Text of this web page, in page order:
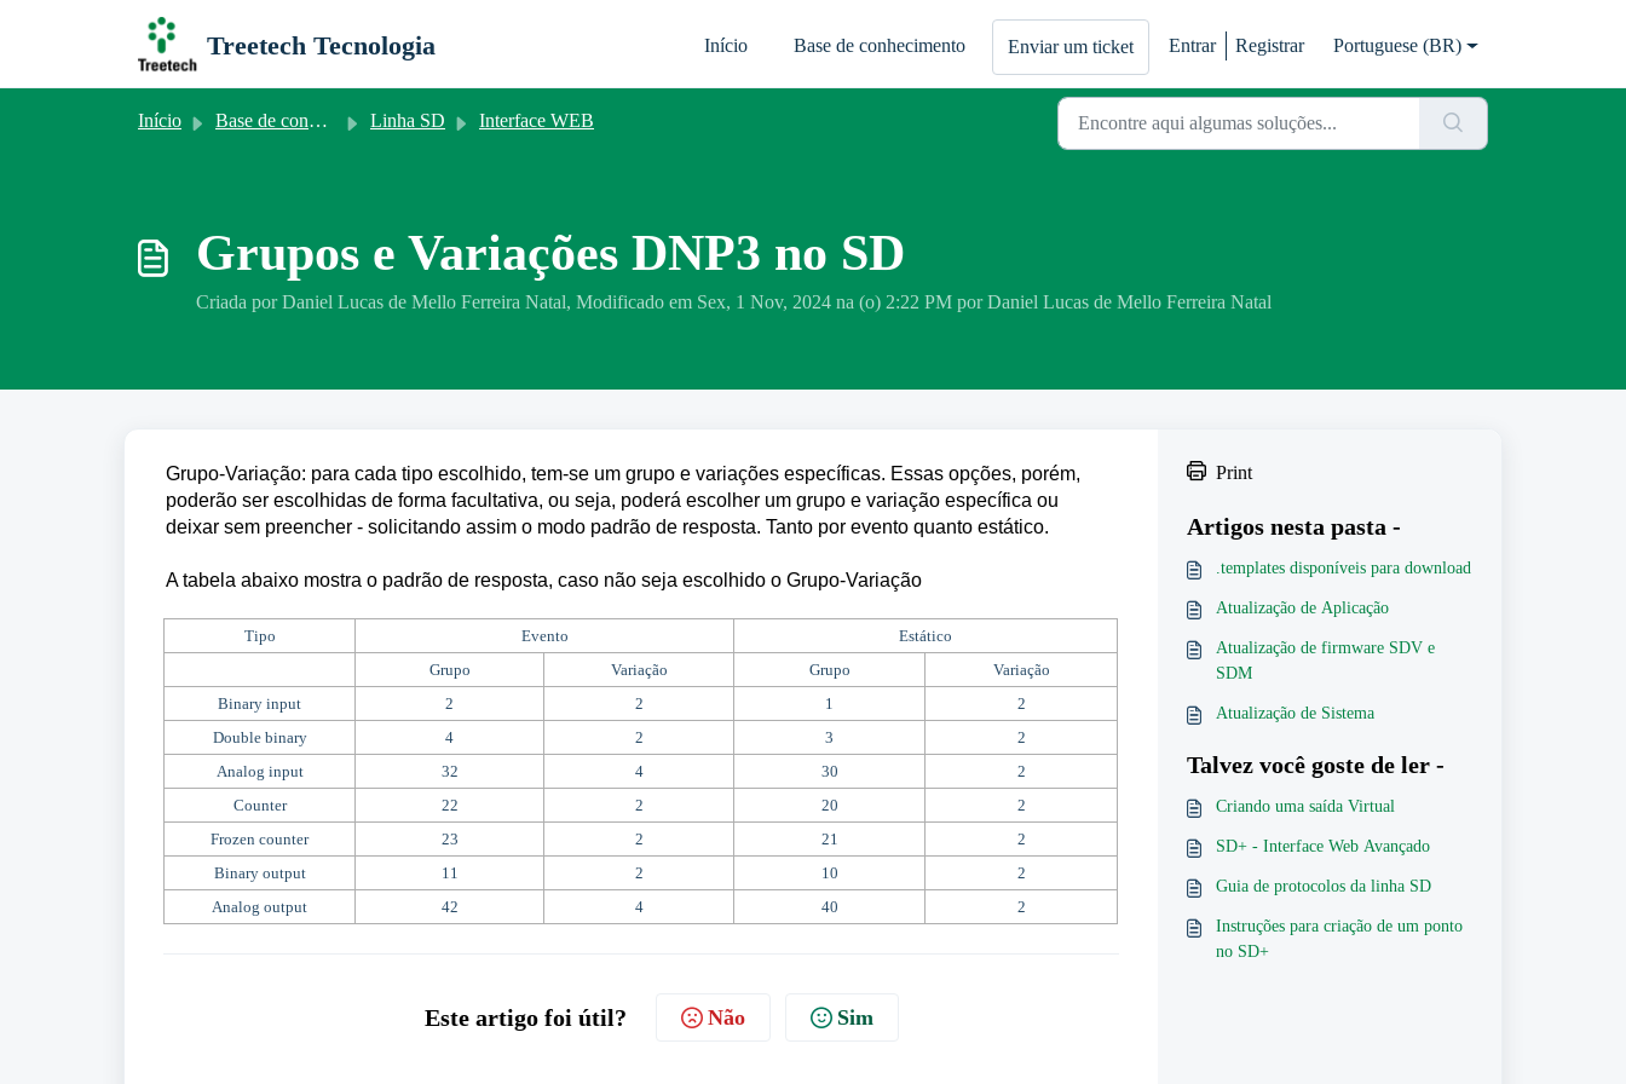
Treetech Tecnologia Início Base de conhecimento Enviar um ticket Entrar Registrar Portuguese (BR)
Início Base de conhecimento Linha SD Interface WEB
Grupos e Variações DNP3 no SD
Criada por Daniel Lucas de Mello Ferreira Natal, Modificado em Sex, 1 Nov, 2024 na (o) 2:22 PM por Daniel Lucas de Mello Ferreira Natal
Grupo-Variação: para cada tipo escolhido, tem-se um grupo e variações específicas. Essas opções, porém,
poderão ser escolhidas de forma facultativa, ou seja, poderá escolher um grupo e variação específica ou
deixar sem preencher - solicitando assim o modo padrão de resposta. Tanto por evento quanto estático.
A tabela abaixo mostra o padrão de resposta, caso não seja escolhido o Grupo-Variação
Tipo Evento
Estático
Grupo
Variação Grupo
Variação
Binary input
2 2 1
2
Double binary
4 2 3
2
Analog input
32 4 30
2
Counter
22 2 20
2
Frozen counter
23 2 21
2
Binary output
11 2 10
2
Analog output
42 4 40 2
Este artigo foi útil? Não Sim
Print
Artigos nesta pasta -
.templates disponíveis para download
Atualização de Aplicação
Atualização de firmware SDV e
SDM
Atualização de Sistema
Talvez você goste de ler -
Criando uma saída Virtual
SD+ - Interface Web Avançado
Guia de protocolos da linha SD
Instruções para criação de um ponto
no SD+